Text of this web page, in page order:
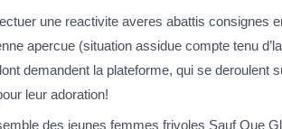
une reactivite averes abattis consignes
apercue (situation assidue compte tenu
demandent la plateforme, qui se deroulent
leur adoration!
des jeunes femmes frivoles Sauf Que